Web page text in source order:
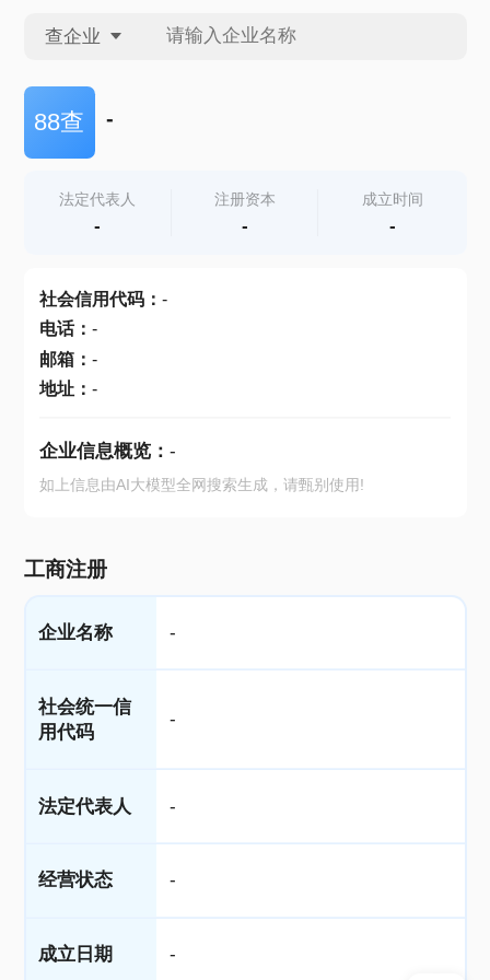
查企业
查企业
查产地
88查 -
法定代表人
-
注册资本
-
成立时间
-
社会信用代码： -
电话： -
邮箱： -
地址： -
企业信息概览： -
如上信息由AI大模型全网搜索生成，请甄别使用!
工商注册
企业名称 -
社会统一信
用代码
-
法定代表人 -
经营状态 -
成立日期 -